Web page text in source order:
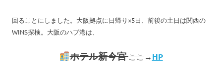
回ることにしました。大阪拠点に日帰り×5日、前後の土日は関西の
WINS探検。大阪のハブ港は、
ホテル新今宮 ここ→ HP